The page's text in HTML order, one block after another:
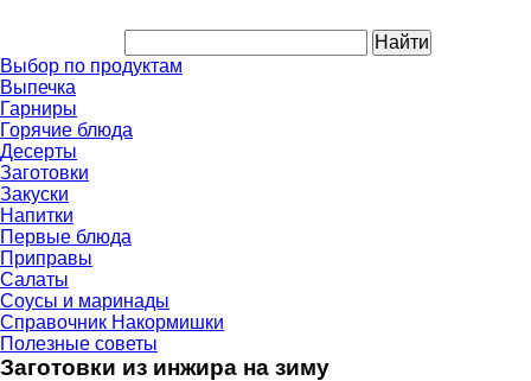
Выбор по продуктам
Выпечка
Гарниры
Горячие блюда
Десерты
Заготовки
Закуски
Напитки
Первые блюда
Приправы
Салаты
Соусы и маринады
Справочник Накормишки
Полезные советы
Заготовки из инжира на зиму